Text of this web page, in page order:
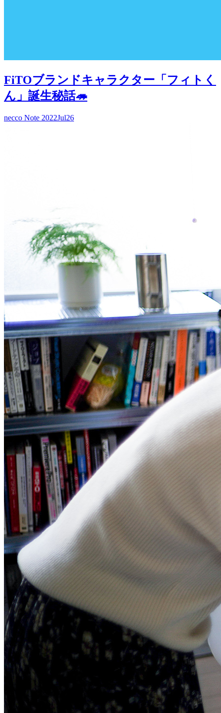
FiTOブランドキャラクター「フィトく
ん」誕生秘話🦔
necco Note 2022Jul26